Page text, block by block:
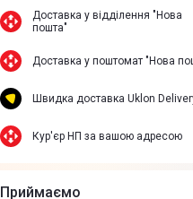
Доставка у вiддiлення "Нова
пошта"
Доставка у поштомат "Нова
Швидка доставка Uklon
Кур'єр НП за вашою адресою
Приймаємо